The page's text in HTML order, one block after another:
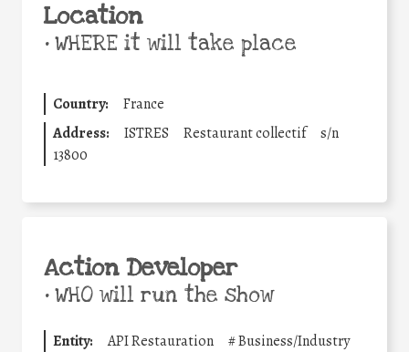
Location
•WHERE it will take place
Country:
France
Address:
ISTRES Restaurant collectif
s/n
13800
Action Developer
•WHO will run the show
Entity: API Restauration #Business/Industry